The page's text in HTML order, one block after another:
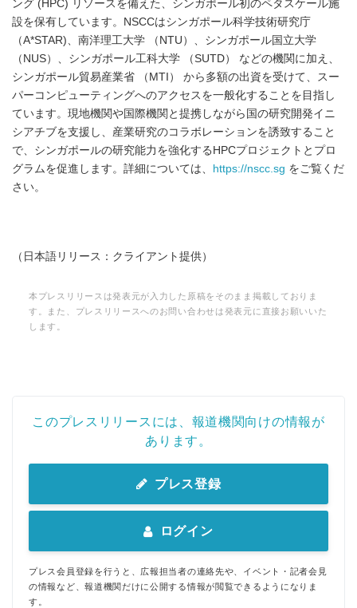
ング (HPC) リソースを備えた、シンガポール初のペタスケール施
設を保有しています。NSCCはシンガポール科学技術研究庁
（A*STAR)、南洋理工大学 （NTU）、シンガポール国立大学
（NUS）、シンガポール工科大学 （SUTD） などの機関に加え、
シンガポール貿易産業省 （MTI） から多額の出資を受けて、スー
パーコンピューティングへのアクセスを一般化することを目指し
ています。現地機関や国際機関と提携しながら国の研究開発イニ
シアチブを支援し、産業研究のコラボレーションを誘致すること
で、シンガポールの研究能力を強化するHPCプロジェクトとプロ
グラムを促進します。詳細については、
https://nscc.sg をご覧くだ
さい。
（日本語リリース：クライアント提供）
本プレスリリースは発表元が入力した原稿をそのまま掲載しておりま
す。また、プレスリリースへのお問い合わせは発表元に直接お願いいた
します。
このプレスリリースには、報道機関向けの情報が
あります。
プレス登録
ログイン
プレス会員登録を行うと、広報担当者の連絡先や、イベント・記者会見
の情報など、報道機関だけに公開する情報が閲覧できるようになりま
す。